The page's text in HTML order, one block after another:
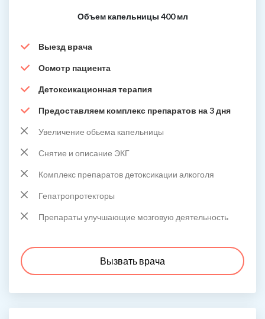
Объем капельницы 400 мл
Выезд врача
Осмотр пациента
Детоксикационная терапия
Предоставляем комплекс препаратов на 3 дня
Увеличение обьема капельницы
Снятие и описание ЭКГ
Комплекс препаратов детоксикации алкоголя
Гепатропротекторы
Препараты улучшающие мозговую деятельность
Вызвать врача